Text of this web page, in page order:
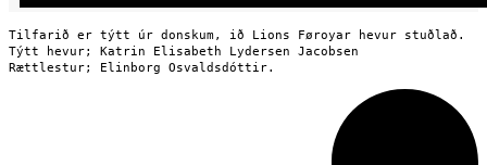
Tilfarið er týtt úr donskum, ið Lions Føroyar hevur stuðlað.
Týtt hevur; Katrin Elisabeth Lydersen Jacobsen
Rættlestur; Elinborg Osvaldsdóttir.